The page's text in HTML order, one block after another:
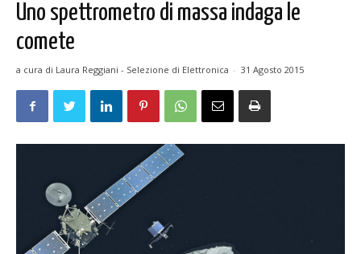
Uno spettrometro di massa indaga le
comete
a cura di Laura Reggiani - Selezione di Elettronica - 31 Agosto 2015